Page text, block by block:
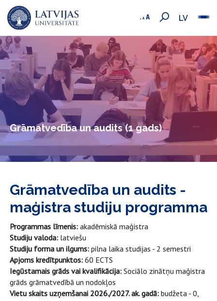
LV
Grāmatvedība un audits (1 gads)
Grāmatvedība un audits -
maģistra studiju programma
Programmas līmenis: akadēmiskā maģistra
Studiju valoda: latviešu
Studiju forma un ilgums: pilna laika studijas - 2 semestri
Apjoms kredītpunktos: 60 ECTS
Iegūstamais grāds vai kvalifikācija: Sociālo zinātņu maģistra
grāds grāmatvedībā un nodokļos
Vietu skaits uzņemšanai 2026./2027. ak. gadā: budžeta - 0,